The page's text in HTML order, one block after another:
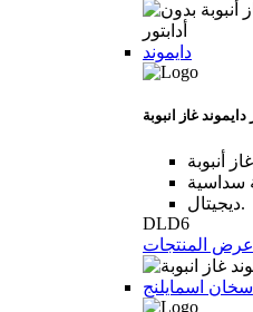
دايموند
ديجيتال.
DLD6
عرض المنتجات
سخان اسمايلنج